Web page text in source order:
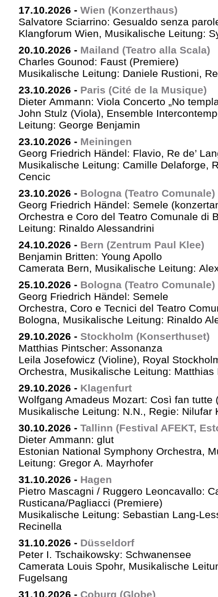
17.10.2026 - Wien (Konzerthaus)
Salvatore Sciarrino: Gesualdo senza
Klangforum Wien, Musikalische Leitung:
20.10.2026 - Mailand (Teatro alla Scala)
Charles Gounod: Faust (Premiere)
Musikalische Leitung: Daniele Rustioni,
23.10.2026 - Paris (Cité de la Musique)
Dieter Ammann: Viola Concerto „No
John Stulz (Viola), Ensemble
Leitung: George Benjamin
23.10.2026 - Meiningen
Georg Friedrich Händel: Flavio, Re de’
Musikalische Leitung: Camille Delaforge,
Cencic
23.10.2026 - Bologna (Teatro Comunale)
Georg Friedrich Händel: Semele
Orchestra e Coro del Teatro Comunale di
Leitung: Rinaldo Alessandrini
24.10.2026 - Bern (Zentrum Paul Klee)
Benjamin Britten: Young Apollo
Camerata Bern, Musikalische Leitung:
25.10.2026 - Bologna (Teatro Comunale)
Georg Friedrich Händel: Semele
Orchestra, Coro e Tecnici del Teatro
Bologna, Musikalische Leitung: Rinaldo
29.10.2026 - Stockholm (Konserthuset)
Matthias Pintscher: Assonanza
Leila Josefowicz (Violine), Royal
Orchestra, Musikalische Leitung: Matthias
29.10.2026 - Klagenfurt
Wolfgang Amadeus Mozart: Così fan tutte
Musikalische Leitung: N.N., Regie: Nilufar
30.10.2026 - Tallinn (Festival AFEKT,
Dieter Ammann: glut
Estonian National Symphony Orchestra,
Leitung: Gregor A. Mayrhofer
31.10.2026 - Hagen
Pietro Mascagni / Ruggero Leoncavallo:
Rusticana/Pagliacci (Premiere)
Musikalische Leitung: Sebastian Lang-
Recinella
31.10.2026 - Düsseldorf
Peter I. Tschaikowsky: Schwanensee
Camerata Louis Spohr, Musikalische
Fugelsang
31.10.2026 - Coburg (Globe)